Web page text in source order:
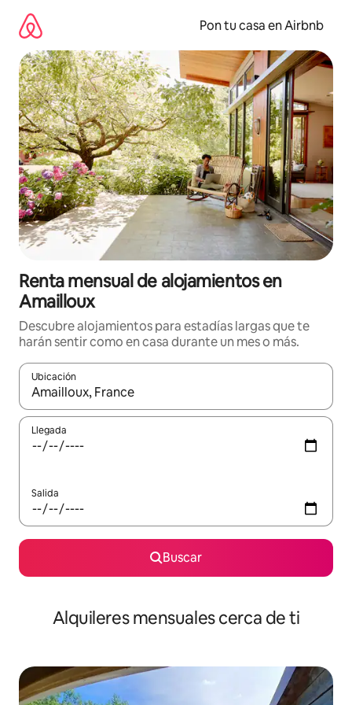
contenido
Pon tu casa en Airbnb
Renta mensual de alojamientos en
Amailloux
Descubre alojamientos para estadías largas que te
harán sentir como en casa durante un mes o más.
Ubicación
Cuando los resultados estén disponibles, navega con las
Llegada
Salida
Buscar
Alquileres mensuales cerca de ti